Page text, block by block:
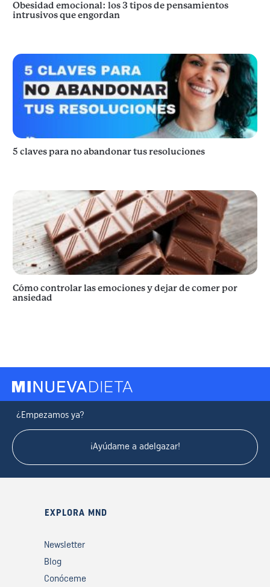
Obesidad emocional: los 3 tipos de pensamientos
intrusivos que engordan
5 claves para no abandonar tus resoluciones
Cómo controlar las emociones y dejar de comer por
ansiedad
¿Empezamos ya?
¡Ayúdame a adelgazar!
EXPLORA MND
Newsletter
Blog
Conóceme